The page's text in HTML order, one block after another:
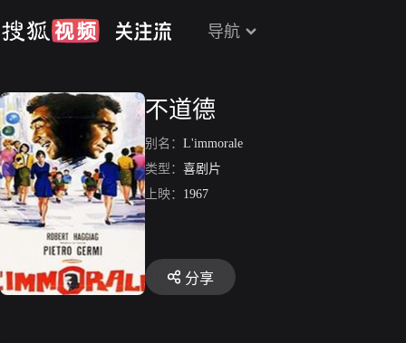
导航
不道德
别名： L'immorale
类型： 喜剧片
上映： 1967
分享